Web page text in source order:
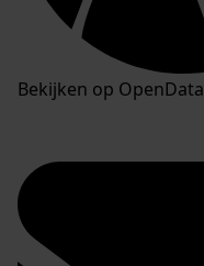
Bekijken op OpenData